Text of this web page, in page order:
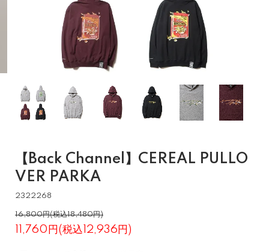
【Back Channel】CEREAL PULLO
VER PARKA
2322268
16,800円(税込18,480円)
11,760円(税込12,936円)